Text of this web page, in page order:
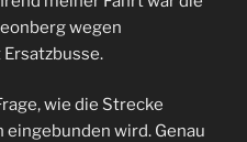
wegen
wie die Strecke
wird. Genau